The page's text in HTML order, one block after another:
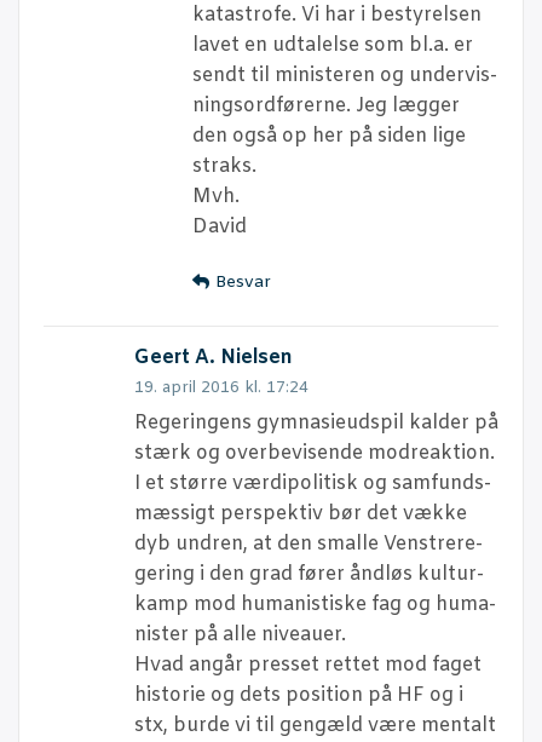
kata­stro­fe. Vi har i besty­rel­sen
lavet en udta­lel­se som bl.a. er
sendt til mini­ste­ren og under­vis­
nings­ord­fø­rer­ne. Jeg læg­ger
den også op her på siden lige
straks.
Mvh.
David
Besvar
Geert A. Nielsen
19. april 2016 kl. 17:24
Rege­rin­gens gym­na­sieud­spil kal­der på
stærk og over­be­vi­sen­de modreaktion.
I et stør­re vær­dipo­li­tisk og sam­funds­
mæs­sigt per­spek­tiv bør det væk­ke
dyb undren, at den smal­le Ven­stre­r­e­
ge­ring i den grad fører ånd­løs kul­tur­
kamp mod huma­ni­sti­ske fag og huma­
ni­ster på alle niveauer.
Hvad angår pres­set ret­tet mod faget
histo­rie og dets posi­tion på HF og i
stx, bur­de vi til gen­gæld være men­talt